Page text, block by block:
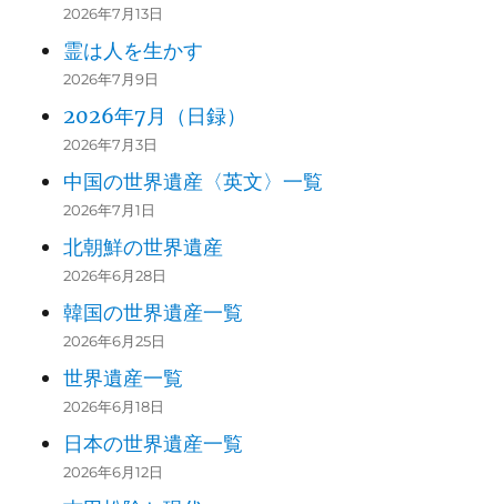
2026年7月13日
霊は人を生かす
2026年7月9日
2026年7月（日録）
2026年7月3日
中国の世界遺産〈英文〉一覧
2026年7月1日
北朝鮮の世界遺産
2026年6月28日
韓国の世界遺産一覧
2026年6月25日
世界遺産一覧
2026年6月18日
日本の世界遺産一覧
2026年6月12日